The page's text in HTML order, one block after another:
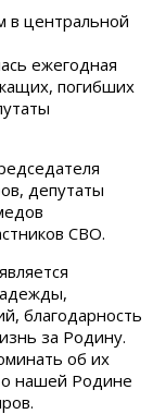
в центральной
ежегодная
погибших
депутаты
СВО.
благодарность
за Родину.
об их
о нашей Родине